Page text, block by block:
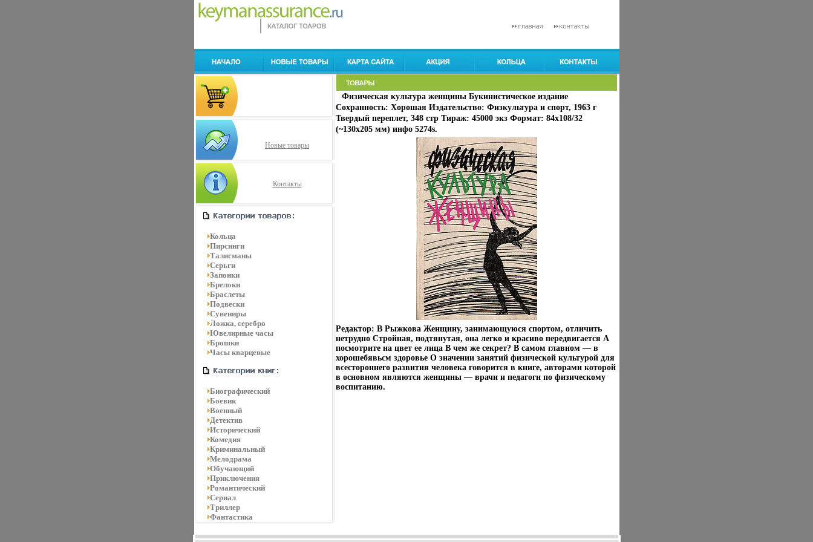
Новые товары
Контакты
Кольца
Пирсинги
Талисманы
Серьги
Запонки
Брелоки
Браслеты
Подвески
Сувениры
Ложка, серебро
Ювелирные часы
Брошки
Часы кварцевые
Биографический
Боевик
Военный
Детектив
Исторический
Комедия
Криминальный
Мелодрама
Обучающий
Приключения
Романтический
Сериал
Триллер
Фантастика
Физическая культура женщины Букинистическое издание
Сохранность: Хорошая Издательство: Физкультура и спорт, 1963 г
Твердый переплет, 348 стр Тираж: 45000 экз Формат: 84x108/32
(~130х205 мм) инфо 5274s.
Редактор: В Рыжкова Женщину, занимающуюся спортом, отличить
нетрудно Стройная, подтянутая, она легко и красиво передвигается А
посмотрите на цвет ее лица В чем же секрет? В самом главном — в
хорошебявьсм здоровье О значении занятий физической культурой для
всестороннего развития человека говорится в книге, авторами которой
в основном являются женщины — врачи и педагоги по физическому
воспитанию.